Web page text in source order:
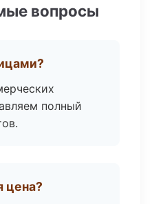
вопросы
полный
цена?